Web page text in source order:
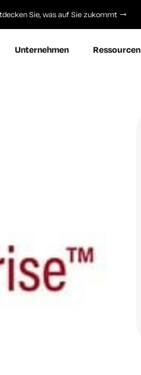
Sie, was auf Sie zukommt
Unternehmen Ressourcen